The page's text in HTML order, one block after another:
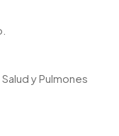
y Pulmones